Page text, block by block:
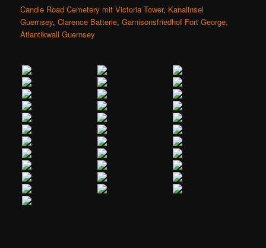
Candie Road Cemetery mit Victoria Tower, Kanalinsel
Guernsey,Clarence Batterie,Garnisonsfriedhof Fort George,
Atlantikwall Guernsey